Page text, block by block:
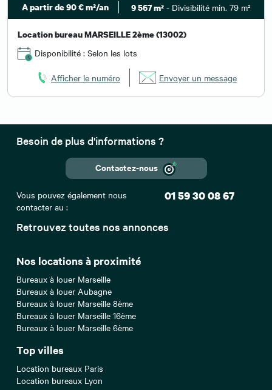
A partir de 90 € m²/an 9 567 m²- Divisibilité min. 79 m²
Location bureau MARSEILLE 2ème (13002)
Disponibilité : Selon les lots
Afficher le numéro Envoyer un message
Retrouvez toutes nos annonces
Nos locations à proximité
Bureaux à louer Marseille
Bureaux à louer Aubagne
Bureaux à louer Marseille 8ème
Bureaux à louer Marseille 16ème
Bureaux à louer Marseille 6ème
Top villes
Location bureaux Paris
Location bureaux Lyon
Besoin de plus d'informations ?
Contactez-nous
Vous pouvez également nous
contacter au :
01 59 30 08 67